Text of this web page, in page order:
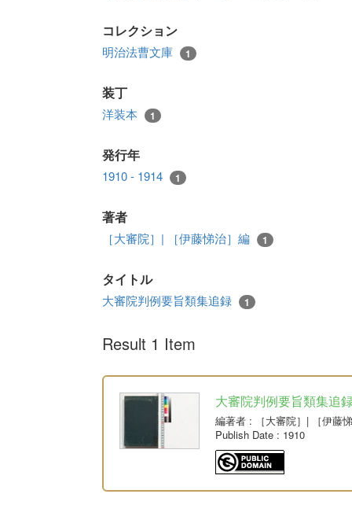
コレクション
明治法曹文庫 1
装丁
洋装本 1
発行年
1910 - 1914 1
著者
［大審院］| ［伊藤悌治］編 1
タイトル
大審院判例要旨類集追録 1
Result 1 Item
大審院判例要旨類集追
編著者 : ［大審院］| ［伊藤
Publish Date : 1910